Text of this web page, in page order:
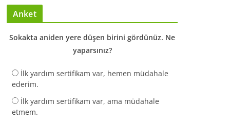
Anket
Sokakta aniden yere düşen birini gördünüz. Ne
yaparsınız?
İlk yardım sertifikam var, hemen müdahale
ederim.
İlk yardım sertifikam var, ama müdahale
etmem.